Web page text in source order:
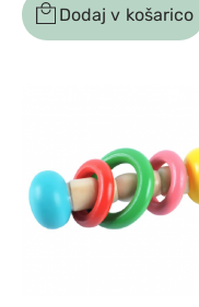
Dodaj v košarico